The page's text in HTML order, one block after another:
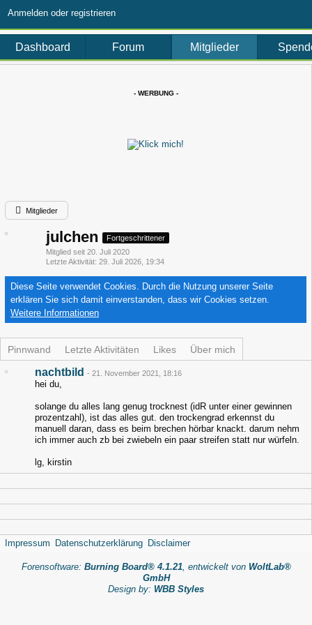
Anmelden oder registrieren
Dashboard Forum Mitglieder
- WERBUNG -
Mitglieder
julchen
Fortgeschrittener
Mitglied seit 20. Juli 2020
Letzte Aktivität 29. Juli 2026, 19:34
Diese Seite verwendet Cookies. Durch die Nutzung unserer Seite
erklären Sie sich damit einverstanden, dass wir Cookies setzen.
Weitere Informationen
Pinnwand Letzte Aktivitäten Likes Über mich
nachtbild - 21. November 2021, 18:16
hei du,
solange du alles lang genug trocknest (idR unter einer gewinnen
prozentzahl), ist das alles gut. den trockengrad erkennst du
manuell daran, dass es beim brechen hörbar knackt. darum nehm
ich immer auch zb bei zwiebeln ein paar streifen statt nur würfeln.
lg, kirstin
Impressum Datenschutzerklärung Disclaimer
Forensoftware: Burning Board® 4.1.21, entwickelt von WoltLab®
GmbH
Design by: WBB Styles